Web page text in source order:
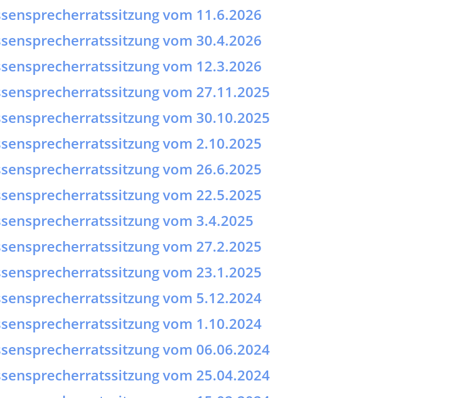
vom 30.10.2025
vom 2.10.2025
vom 26.6.2025
vom 22.5.2025
vom 3.4.2025
vom 27.2.2025
vom 23.1.2025
vom 5.12.2024
vom 1.10.2024
vom 06.06.2024
vom 25.04.2024
vom 15.02.2024